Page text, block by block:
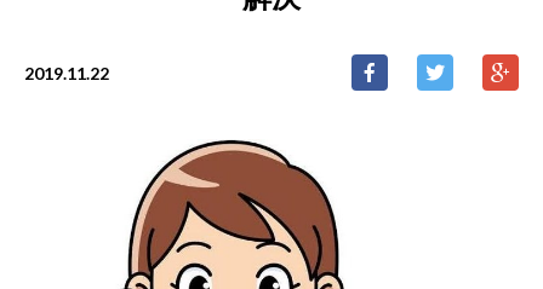
2019.11.22